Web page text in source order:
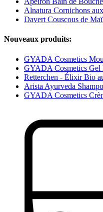
Alnatura Cornichons
Davert Couscous de
Nouveaux produits:
GYADA Cosmetics
GYADA Cosmetics Gel
Retterchen - Élixir Bio
Arista Ayurveda
GYADA Cosmetics